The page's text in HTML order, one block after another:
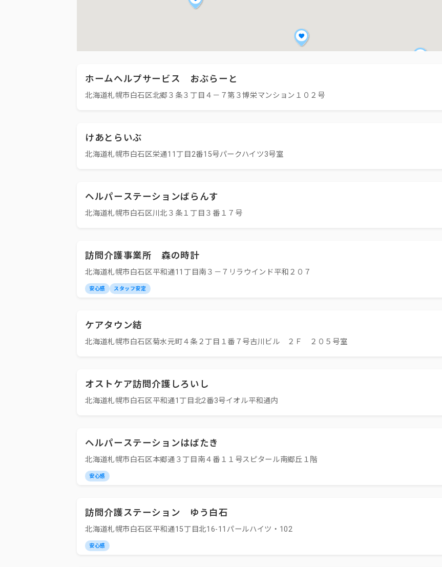
ホームヘルプサービス おぶらーと
北海道札幌市白石区北郷３条３丁目４－７第３博栄マンション１０２号
けあとらいぶ
北海道札幌市白石区栄通11丁目2番15号パークハイツ3号室
ヘルパーステーションばらんす
北海道札幌市白石区川北３条１丁目３番１７号
訪問介護事業所 森の時計
北海道札幌市白石区平和通11丁目南３－７リラウインド平和２０７
安心感 スタッフ安定
ケアタウン結
北海道札幌市白石区菊水元町４条２丁目１番７号古川ビル ２Ｆ ２０５号室
オストケア訪問介護しろいし
北海道札幌市白石区平和通1丁目北2番3号イオル平和通内
ヘルパーステーションはばたき
北海道札幌市白石区本郷通３丁目南４番１１号スピタール南郷丘１階
安心感
訪問介護ステーション ゆう白石
北海道札幌市白石区平和通15丁目北16-11パールハイツ・102
安心感